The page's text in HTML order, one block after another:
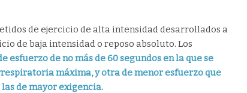
de ejercicio de alta intensidad desarrollados a
de baja intensidad o reposo absoluto. Los
esfuerzo de no más de 60 segundos en la que se
máxima, y otrade menor esfuerzo que
de mayor exigencia.